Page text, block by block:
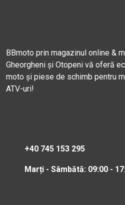
BBmoto prin magazinul online &
Gheorgheni și Otopeni vă oferă
moto și piese de schimb pentru
ATV-uri!
+40 745 153 295
Marți - Sâmbătă: 09:00 -